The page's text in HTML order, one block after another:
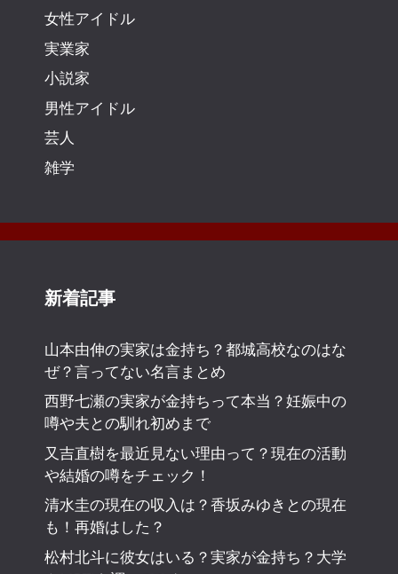
女性アイドル
実業家
小説家
男性アイドル
芸人
雑学
新着記事
山本由伸の実家は金持ち？都城高校なのはな
ぜ？言ってない名言まとめ
西野七瀬の実家が金持ちって本当？妊娠中の
噂や夫との馴れ初めまで
又吉直樹を最近見ない理由って？現在の活動
や結婚の噂をチェック！
清水圭の現在の収入は？香坂みゆきとの現在
も！再婚はした？
松村北斗に彼女はいる？実家が金持ち？大学